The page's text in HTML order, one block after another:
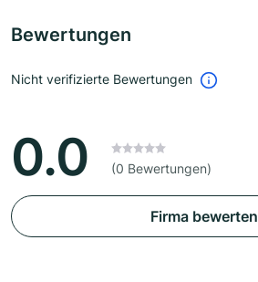
Bewertungen
Nicht verifizierte Bewertungen
0.0 (0 Bewertungen)
Firma bewerten